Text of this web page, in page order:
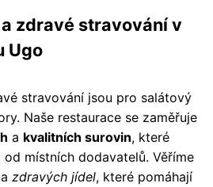
zdravé stravování v
Ugo
stravování jsou pro salátový
Naše restaurace se zaměřuje
a kvalitních surovin, které
místních dodavatelů. Věříme
zdravých jídel, které pomáhají